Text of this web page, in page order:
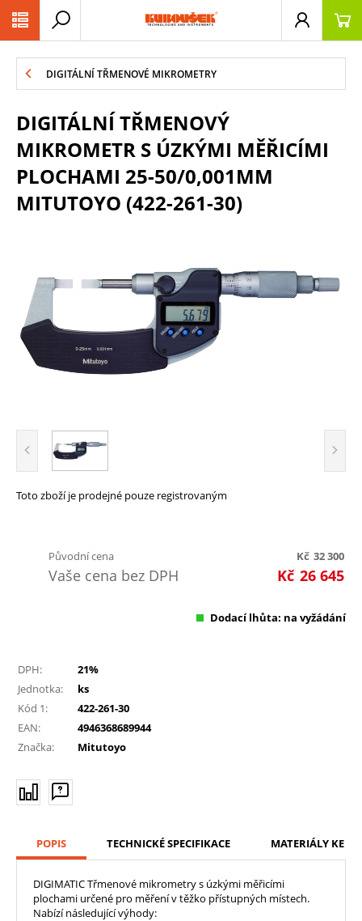
DIGITÁLNÍ TŘMENOVÉ MIKROMETRY
DIGITÁLNÍ TŘMENOVÝ
MIKROMETR S ÚZKÝMI MĚŘICÍMI
PLOCHAMI 25-50/0,001MM
MITUTOYO (422-261-30)
Toto zboží je prodejné pouze registrovaným
Původní cena 32 300
Kč
Vaše cena bez DPH 26 645
Kč
Dodací lhůta: na vyžádání
DPH:
21%
Jednotka:
ks
Kód 1:
422-261-30
EAN:
4946368689944
Značka:
Mitutoyo
POPIS TECHNICKÉ SPECIFIKACE MATERIÁLY KE
DIGIMATIC Třmenové mikrometry s úzkými měřicími
plochami určené pro měření v těžko přístupných místech.
Nabízí následující výhody: